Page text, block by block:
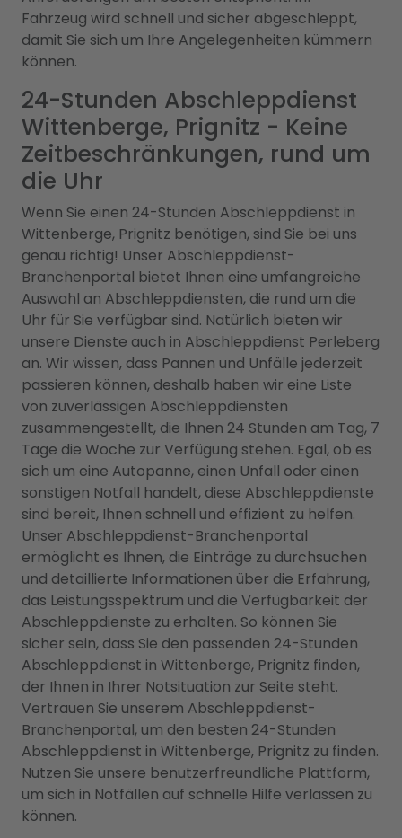
Fahrzeug wird schnell und sicher abgeschleppt,
damit Sie sich um Ihre Angelegenheiten kümmern
können.
24-Stunden Abschleppdienst
Wittenberge, Prignitz - Keine
Zeitbeschränkungen, rund um
die Uhr
Wenn Sie einen 24-Stunden Abschleppdienst in
Wittenberge, Prignitz benötigen, sind Sie bei uns
genau richtig! Unser Abschleppdienst-
Branchenportal bietet Ihnen eine umfangreiche
Auswahl an Abschleppdiensten, die rund um die
Uhr für Sie verfügbar sind. Natürlich bieten wir
unsere Dienste auch in Abschleppdienst Perleberg
an. Wir wissen, dass Pannen und Unfälle jederzeit
passieren können, deshalb haben wir eine Liste
von zuverlässigen Abschleppdiensten
zusammengestellt, die Ihnen 24 Stunden am Tag, 7
Tage die Woche zur Verfügung stehen. Egal, ob es
sich um eine Autopanne, einen Unfall oder einen
sonstigen Notfall handelt, diese Abschleppdienste
sind bereit, Ihnen schnell und effizient zu helfen.
Unser Abschleppdienst-Branchenportal
ermöglicht es Ihnen, die Einträge zu durchsuchen
und detaillierte Informationen über die Erfahrung,
das Leistungsspektrum und die Verfügbarkeit der
Abschleppdienste zu erhalten. So können Sie
sicher sein, dass Sie den passenden 24-Stunden
Abschleppdienst in Wittenberge, Prignitz finden,
der Ihnen in Ihrer Notsituation zur Seite steht.
Vertrauen Sie unserem Abschleppdienst-
Branchenportal, um den besten 24-Stunden
Abschleppdienst in Wittenberge, Prignitz zu finden.
Nutzen Sie unsere benutzerfreundliche Plattform,
um sich in Notfällen auf schnelle Hilfe verlassen zu
können.